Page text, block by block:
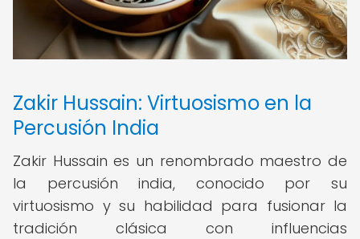
Zakir Hussain: Virtuosismo en la
Percusión India
Zakir Hussain es un renombrado maestro de
la percusión india, conocido por su
virtuosismo y su habilidad para fusionar la
tradición clásica con influencias